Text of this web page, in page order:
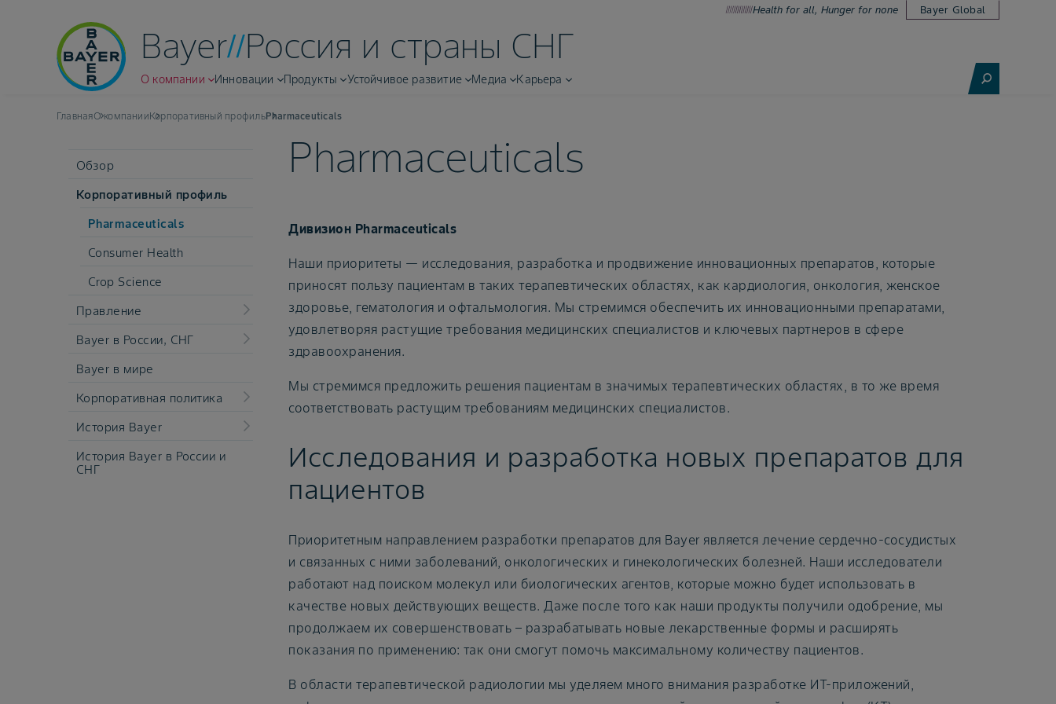
Health for all, Hunger for none Bayer Global
Bayer Россия и страны СНГ
О компании Инновации Продукты Устойчивое развитие Медиа Карьера
ГлавнаяО компанииКорпоративный профильPharmaceuticals
Обзор
Корпоративный профиль
Pharmaceuticals
Consumer Health
Crop Science
Правление
Bayer в России, СНГ
Bayer в мире
Корпоративная политика
История Bayer
История Bayer в России и
СНГ
Pharmaceuticals
Дивизион Pharmaceuticals
Наши приоритеты — исследования, разработка и продвижение инновационных препаратов, которые
приносят пользу пациентам в таких терапевтических областях, как кардиология, онкология, женское
здоровье, гематология и офтальмология. Мы стремимся обеспечить их инновационными препаратами,
удовлетворяя растущие требования медицинских специалистов и ключевых партнеров в сфере
здравоохранения.
Мы стремимся предложить решения пациентам в значимых терапевтических областях, в то же время
соответствовать растущим требованиям медицинских специалистов.
Исследования и разработка новых препаратов для
пациентов
Приоритетным направлением разработки препаратов для Bayer является лечение сердечно-сосудистых
и связанных с ними заболеваний, онкологических и гинекологических болезней. Наши исследователи
работают над поиском молекул или биологических агентов, которые можно будет использовать в
качестве новых действующих веществ. Даже после того как наши продукты получили одобрение, мы
продолжаем их совершенствовать – разрабатывать новые лекарственные формы и расширять
показания по применению: так они смогут помочь максимальному количеству пациентов.
В области терапевтической радиологии мы уделяем много внимания разработке ИТ-приложений,